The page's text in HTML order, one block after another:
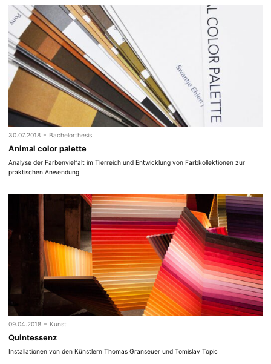
30.07.2018 - Bachelorthesis
Animal color palette
Analyse der Farbenvielfalt im Tierreich und Entwicklung von Farbkollektionen zur
praktischen Anwendung
09.04.2018 - Kunst
Quintessenz
Installationen von den Künstlern Thomas Granseuer und Tomislav Topic